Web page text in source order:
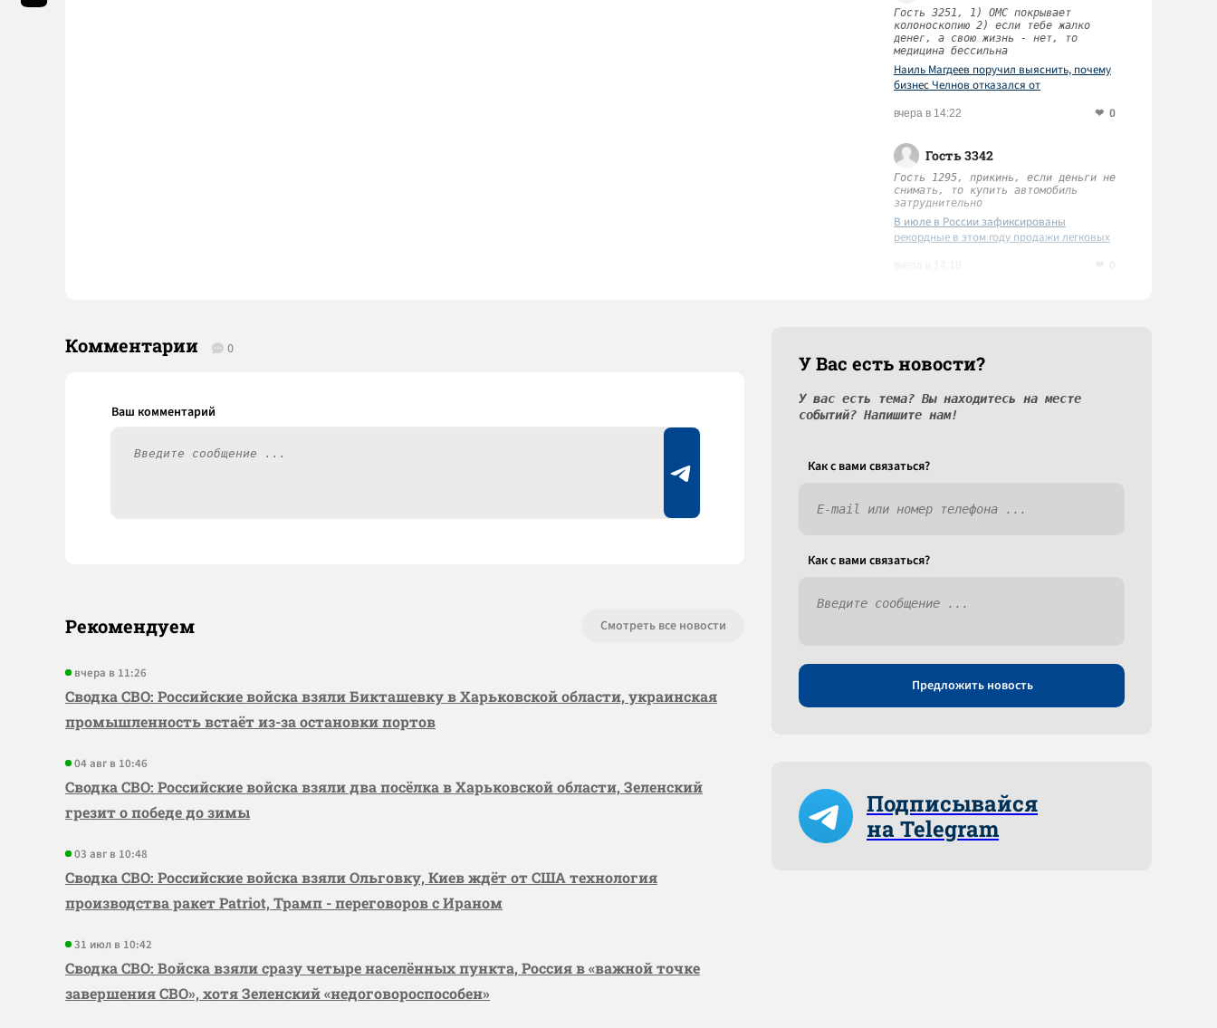
Гость 3251, 1) ОМС покрывает
колоноскопию 2) если тебе жалко
денег, а свою жизнь - нет, то
медицина бессильна
Наиль Магдеев поручил выяснить, почему
бизнес Челнов отказался от
вчера в 14:22 0
Гость 3342
Гость 1295, прикинь, если деньги не
снимать, то купить автомобиль
затруднительно
В июле в России зафиксированы
рекордные в этом году продажи легковых
Комментарии 0
Рекомендуем Смотреть все новости
вчера в 11:26
Сводка СВО: Российские войска взяли Бикташевку в Харьковской области, украинская
промышленность встаёт из-за остановки портов
04 авг в 10:46
Сводка СВО: Российские войска взяли два посёлка в Харьковской области, Зеленский
грезит о победе до зимы
03 авг в 10:48
Сводка СВО: Российские войска взяли Ольговку, Киев ждёт от США технология
производства ракет Patriot, Трамп - переговоров с Ираном
31 июл в 10:42
Сводка СВО: Войска взяли сразу четыре населённых пункта, Россия в «важной точке
завершения СВО», хотя Зеленский «недоговороспособен»
У Вас есть новости?
У вас есть тема? Вы находитесь на месте
событий? Напишите нам!
Как c вами связаться?
Как c вами связаться?
Предложить новость
Подписывайся
на Telegram